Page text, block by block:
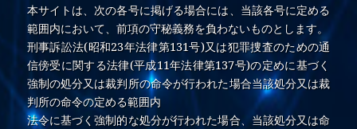
本サイトは、次の各号に掲げる場合には、当該各号に定める
範囲内において、前項の守秘義務を負わないものとします。
刑事訴訟法(昭和23年法律第131号)又は犯罪捜査のための通
信傍受に関する法律(平成11年法律第137号)の定めに基づく
強制の処分又は裁判所の命令が行われた場合当該処分又は裁
判所の命令の定める範囲内
法令に基づく強制的な処分が行われた場合、当該処分又は命